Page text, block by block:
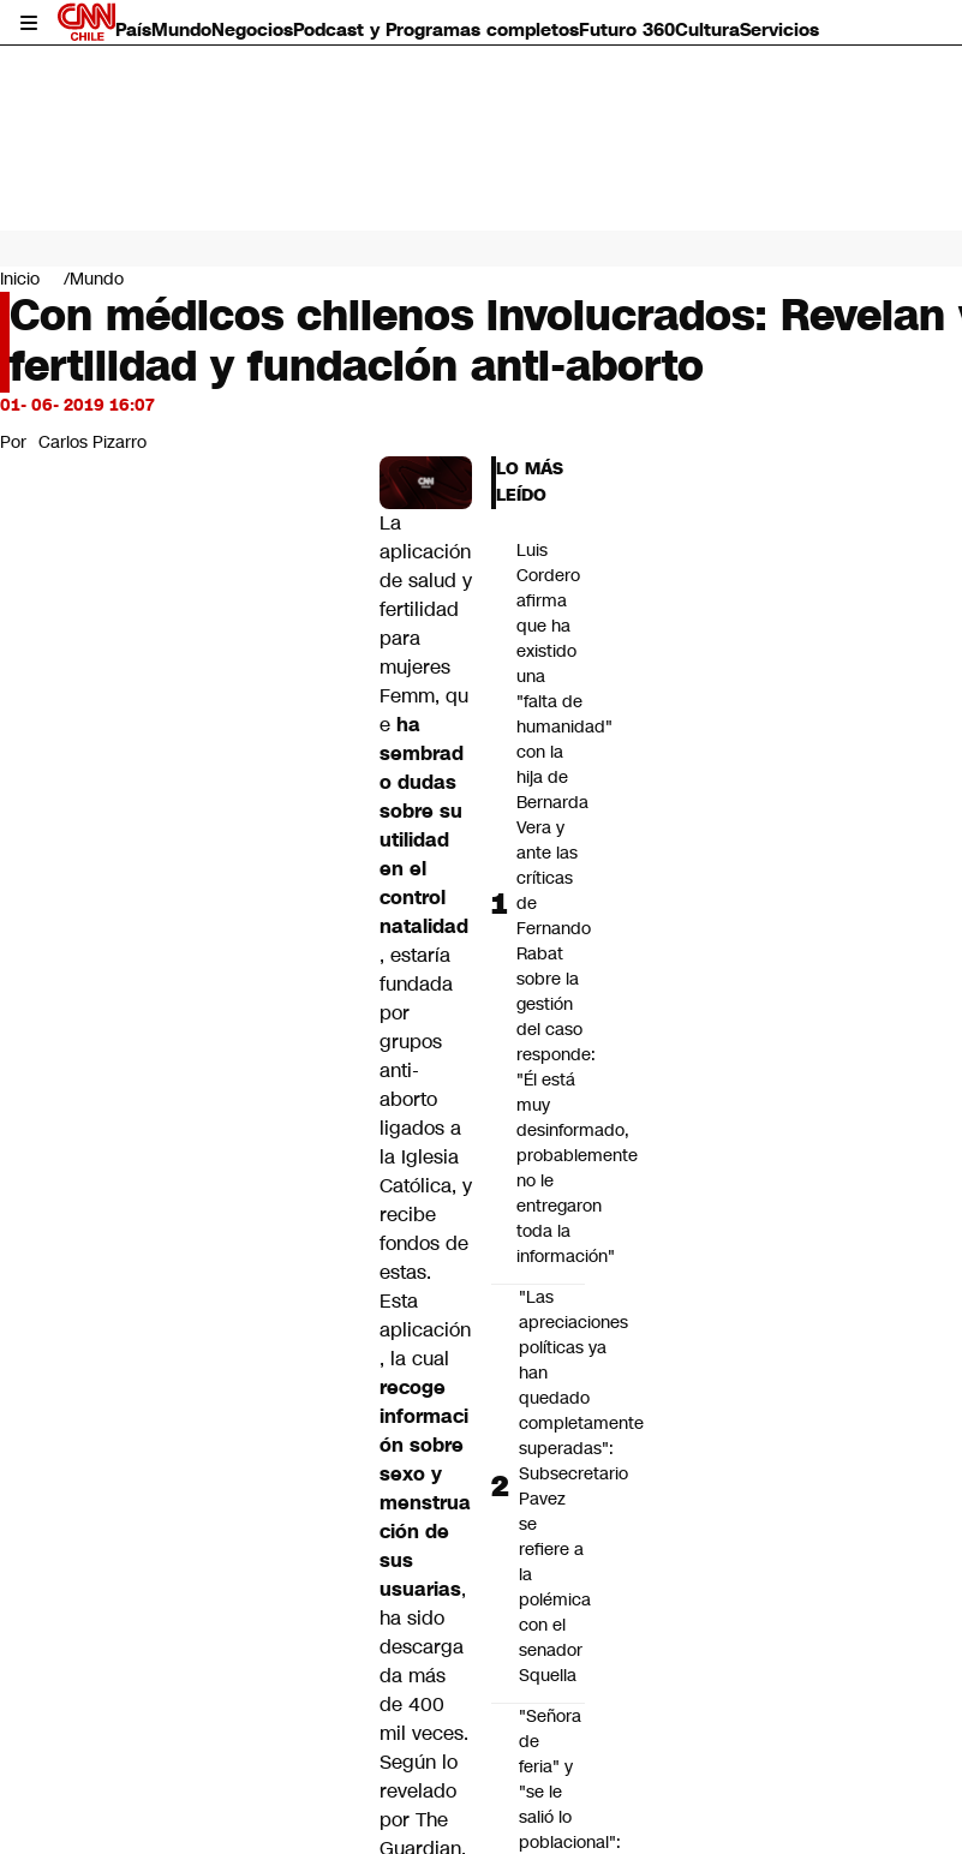
PaísMundoNegociosPodcast y Programas completosFuturo 360CulturaServicios
Mundo
Negocios
Deportes
Programas completos
Cultura
Servicios
Bits
CNN Data
Inicio Mundo
Con médicos chilenos involucrados:
fertilidad y fundación anti-aborto
01- 06- 2019 16:07
Por Carlos Pizarro
La
aplicación
de salud y
fertilidad
para
mujeres
Femm, qu
e ha
sembrad
o dudas
sobre su
utilidad
en el
control
natalidad
, estaría
fundada
por
grupos
anti-
aborto
ligados a
la Iglesia
Católica, y
recibe
fondos de
estas.
Esta
aplicación
, la cual
recoge
informaci
ón sobre
sexo y
menstrua
ción de
sus
usuarias,
ha sido
descarga
da más
de 400
mil veces.
Según lo
revelado
por The
Guardian,
LO MÁS
LEÍDO
Luis
Cordero
afirma
que ha
existido
una
"falta de
humanidad"
con la
hija de
Bernarda
Vera y
ante las
críticas
de
Fernando
Rabat
sobre la
gestión
del caso
responde:
"Él está
muy
desinformado,
probablemente
no le
entregaron
toda la
información"
"Las
apreciaciones
políticas ya
han
quedado
completamente
superadas":
Subsecretario
Pavez
se
refiere a
la
polémica
con el
senador
Squella
"Señora
de
feria" y
"se le
salió lo
poblacional":